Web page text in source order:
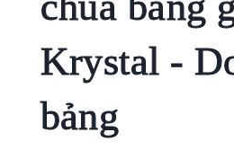
Krystal -
bảng